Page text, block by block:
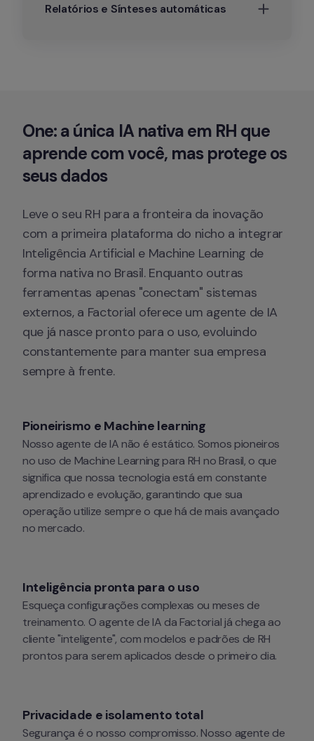
Relatórios e Sínteses automáticas
One: a única IA nativa em RH que
aprende com você, mas protege os
seus dados
Leve o seu RH para a fronteira da inovação
com a primeira plataforma do nicho a integrar
Inteligência Artificial e Machine Learning de
forma nativa no Brasil. Enquanto outras
ferramentas apenas "conectam" sistemas
externos, a Factorial oferece um agente de IA
que já nasce pronto para o uso, evoluindo
constantemente para manter sua empresa
sempre à frente.
Pioneirismo e Machine learning
Nosso agente de IA não é estático. Somos pioneiros
no uso de Machine Learning para RH no Brasil, o que
significa que nossa tecnologia está em constante
aprendizado e evolução, garantindo que sua
operação utilize sempre o que há de mais avançado
no mercado.
Inteligência pronta para o uso
Esqueça configurações complexas ou meses de
treinamento. O agente de IA da Factorial já chega ao
cliente "inteligente", com modelos e padrões de RH
prontos para serem aplicados desde o primeiro dia.
Privacidade e isolamento total
Segurança é o nosso compromisso. Nosso agente de